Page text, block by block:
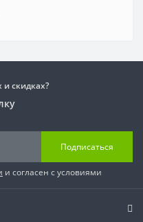
и скидках?
Подписаться
и согласен с условиями